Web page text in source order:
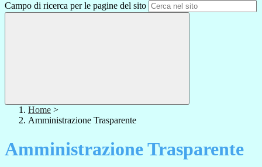
Campo di ricerca per le pagine del sito
Home >
Amministrazione Trasparente
Amministrazione Trasparente